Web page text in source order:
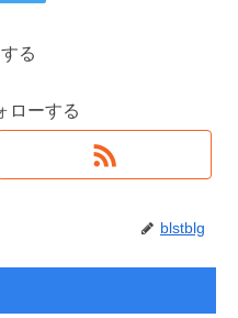
る
ローする
blstblg